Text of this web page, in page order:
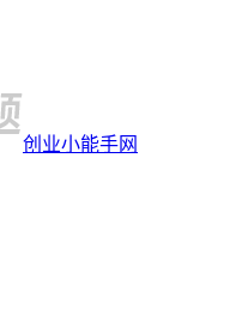
创业小能手网